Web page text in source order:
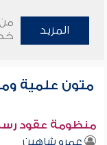
المزيد
من
متون علمية
منظومة عقود
عمرو شاهين